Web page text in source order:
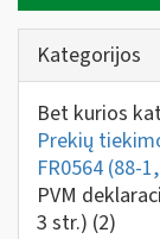
Kategorijos
Bet kurios
Prekių
FR0564 (88-
PVM
3 str.) (2)